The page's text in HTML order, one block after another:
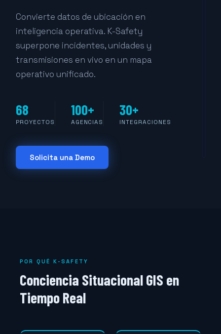
Convierte datos de ubicación en
inteligencia operativa. K-Safety
superpone incidentes, unidades y
transmisiones en vivo en un mapa
operativo unificado.
68
PROYECTOS
100+
AGENCIAS
30+
INTEGRACIONES
Solicita una Demo
POR QUÉ K-SAFETY
Conciencia Situacional GIS en
Tiempo Real